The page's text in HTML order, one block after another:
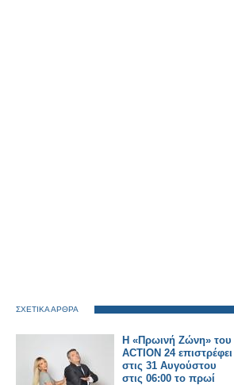
ΣΧΕΤΙΚΑ ΑΡΘΡΑ
Η «Πρωινή Ζώνη» του
ACTION 24 επιστρέφει
στις 31 Αυγούστου
στις 06:00 το πρωί